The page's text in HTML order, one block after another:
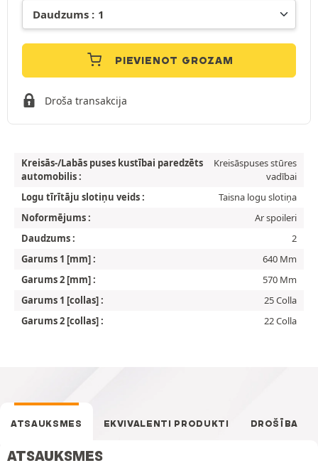
PIEVIENOT GROZAM
Droša transakcija
Kreisās-/Labās puses kustībai paredzēts
automobilis :
Kreisāspuses stūres
vadībai
Logu tīrītāju slotiņu veids :
Taisna logu slotiņa
Noformējums :
Ar spoileri
Daudzums :
2
Garums 1 [mm] :
640 Mm
Garums 2 [mm] :
570 Mm
Garums 1 [collas] :
25 Colla
Garums 2 [collas] :
22 Colla
ATSAUKSMES EKVIVALENTI PRODUKTI DROŠĪBA
ATSAUKSMES